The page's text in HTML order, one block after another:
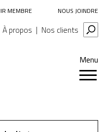
NOUS JOINDRE
MEMBRE
À propos Nos clients
Menu